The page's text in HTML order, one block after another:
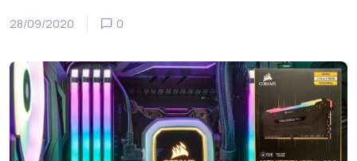
28/09/2020 0